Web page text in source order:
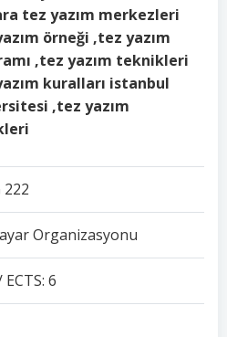
tez yazım merkezleri
örneği ,tez yazım
,tez yazım teknikleri
kuralları istanbul
,tez yazım
222
Organizasyonu
ECTS: 6